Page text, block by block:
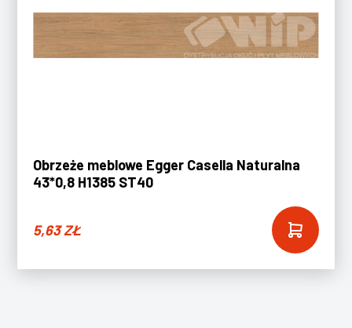
Obrzeże meblowe Egger Casella Naturalna
43*0,8 H1385 ST40
5,63ZŁ